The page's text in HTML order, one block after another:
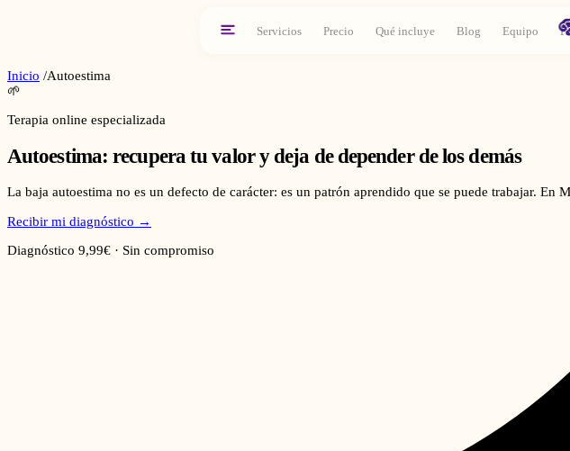
Servicios Precio Qué incluye Blog Equipo
Inicio /Autoestima
🌱
Terapia online especializada
Autoestima: recupera tu valor y deja de depender de los demás
La baja autoestima no es un defecto de carácter: es un patrón aprendido que se puede trabajar.
Recibir mi diagnóstico →
Diagnóstico 9,99€ · Sin compromiso